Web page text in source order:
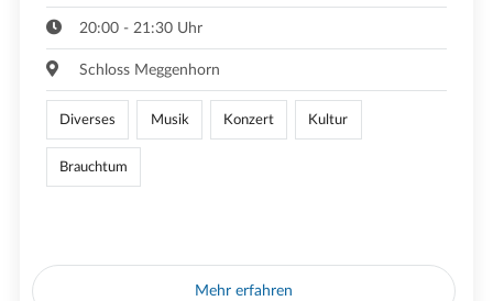
20:00 - 21:30 Uhr
Schloss Meggenhorn
Diverses Musik Konzert Kultur
Brauchtum
Mehr erfahren